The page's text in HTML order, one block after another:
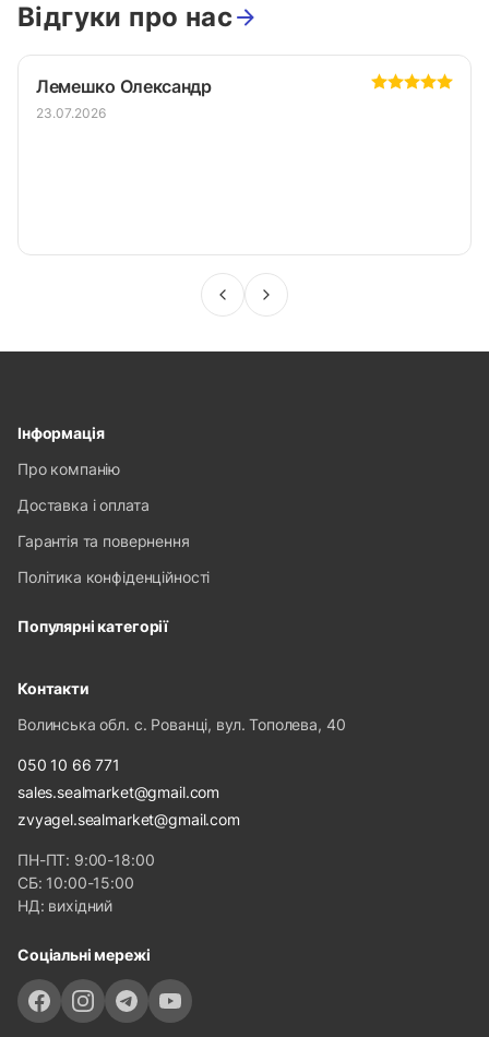
Відгуки про нас
Лемешко Олександр
23.07.2026
Інформація
Про компанію
Доставка і оплата
Гарантія та повернення
Політика конфіденційності
Популярні категорії
Контакти
Волинська обл. с. Рованці, вул. Тополева, 40
050 10 66 771
sales.sealmarket@gmail.com
zvyagel.sealmarket@gmail.com
ПН-ПТ: 9:00-18:00
СБ: 10:00-15:00
НД: вихідний
Соціальні мережі